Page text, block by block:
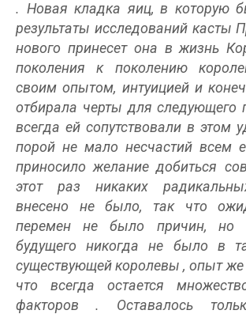
. Новая кладка яиц, в которую
результаты исследований касты
нового принесет она в жизнь
поколения к поколению
своим опытом, интуицией и
отбирала черты для следующего
всегда ей сопутствовали в этом
порой не мало несчастий всем
приносило желание добиться
этот раз никаких
внесено не было, так что
перемен не было причин, но
будущего никогда не было в
существующей королевы , опыт
что всегда остается
факторов
. Оставалось